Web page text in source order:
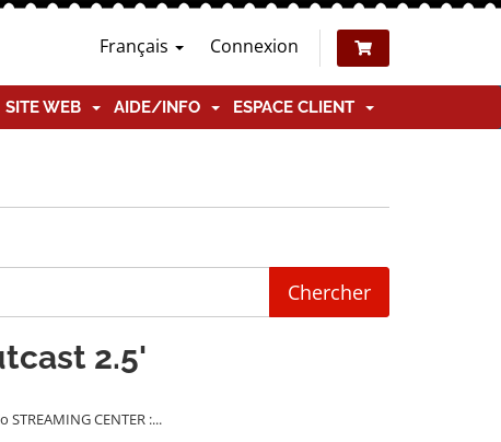
Français Connexion
SITE WEB AIDE/INFO ESPACE CLIENT
2.5'
CENTER :...